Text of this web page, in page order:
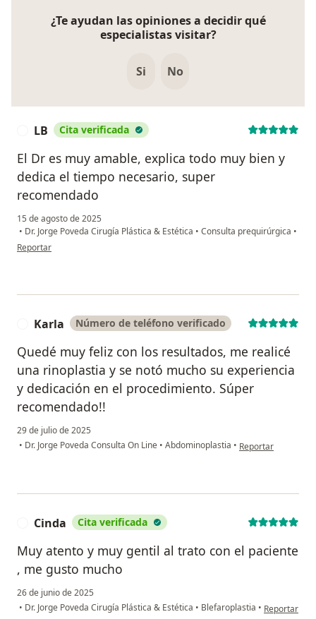
¿Te ayudan las opiniones a decidir qué
especialistas visitar?
Si No
LB Cita verificada
El Dr es muy amable, explica todo muy bien y
dedica el tiempo necesario, super
recomendado
15 de agosto de 2025
• Dr. Jorge Poveda Cirugía Plástica & Estética • Consulta prequirúrgica •
en opinión del usuario LB
Reportar
Karla Número de teléfono verificado
Quedé muy feliz con los resultados, me realicé
una rinoplastia y se notó mucho su experiencia
y dedicación en el procedimiento. Súper
recomendado!!
29 de julio de 2025
• Dr. Jorge Poveda Consulta On Line • Abdominoplastia • en opinión del
Reportar
Cinda Cita verificada
Muy atento y muy gentil al trato con el paciente
, me gusto mucho
26 de junio de 2025
• Dr. Jorge Poveda Cirugía Plástica & Estética • Blefaroplastia • en opinión
Reportar